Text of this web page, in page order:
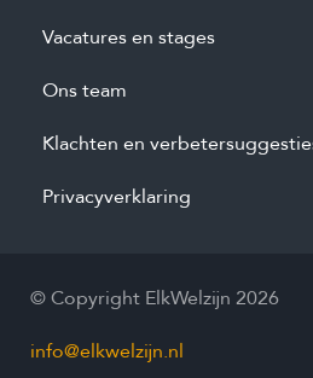
Vacatures en stages
Ons team
Klachten en
Privacyverklaring
© Copyright ElkWelzijn 2026
info@elkwelzijn.nl